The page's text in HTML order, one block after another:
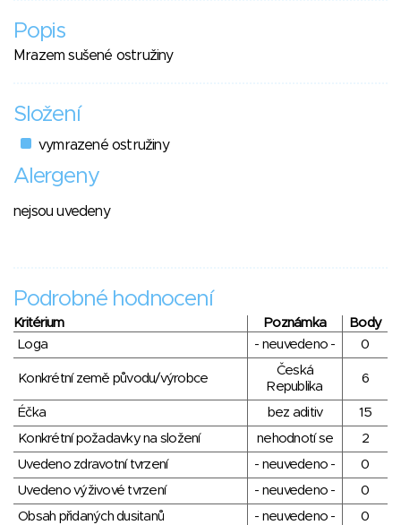
Popis
Mrazem sušené ostružiny
Složení
vymrazené ostružiny
Alergeny
nejsou uvedeny
Podrobné hodnocení
Kritérium Poznámka
Body
Loga
- neuvedeno - 0
Konkrétní země původu/výrobce
Česká
Republika
6
Éčka bez aditiv
15
Konkrétní požadavky na složení
nehodnotí se
2
Uvedeno zdravotní tvrzení
- neuvedeno -
0
Uvedeno výživové tvrzení
- neuvedeno -
0
Obsah přidaných dusitanů
- neuvedeno -
0